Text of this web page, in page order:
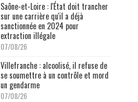
Saône-et-Loire : l'État doit trancher
sur une carrière qu'il a déjà
sanctionnée en 2024 pour
extraction illégale
07/08/26
Villefranche : alcoolisé, il refuse de
se soumettre à un contrôle et mord
un gendarme
07/08/26